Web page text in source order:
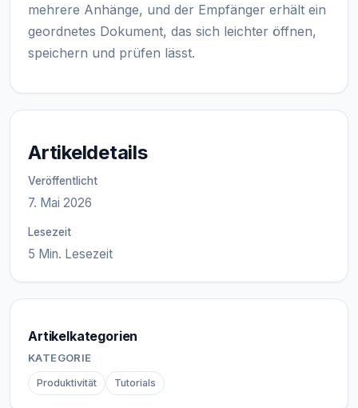
mehrere Anhänge, und der Empfänger erhält ein
geordnetes Dokument, das sich leichter öffnen,
speichern und prüfen lässt.
Artikeldetails
Veröffentlicht
7. Mai 2026
Lesezeit
5 Min. Lesezeit
Artikelkategorien
KATEGORIE
Produktivität Tutorials